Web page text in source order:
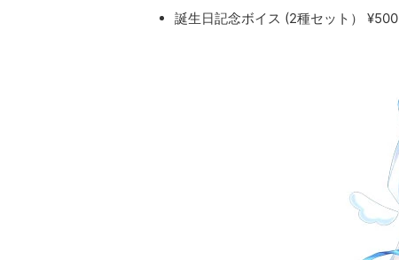
誕生日記念ボイス (2種セット） ¥500